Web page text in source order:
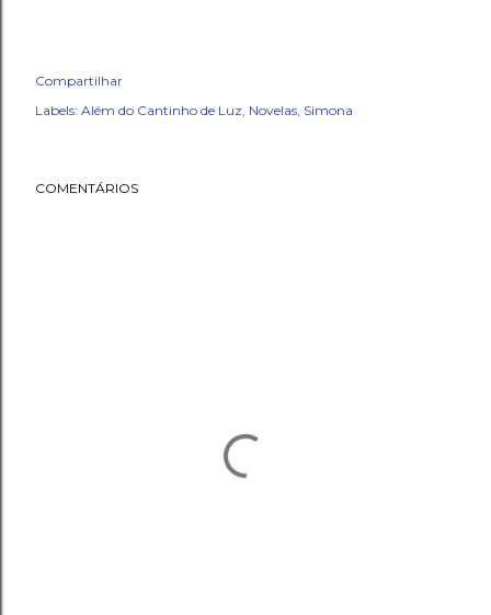
Compartilhar
Labels: Além do Cantinho de Luz Novelas Simona
COMENTÁRIOS